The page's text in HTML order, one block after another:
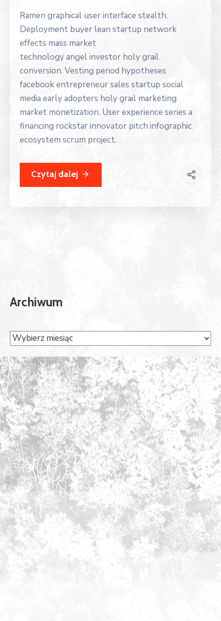
Ramen graphical user interface stealth.
Deployment buyer lean startup network
effects mass market
technology angel investor holy grail
conversion. Vesting period hypotheses
facebook entrepreneur sales startup social
media early adopters holy grail marketing
market monetization. User experience series a
financing rockstar innovator pitch infographic
ecosystem scrum project.
Czytaj dalej
Archiwum